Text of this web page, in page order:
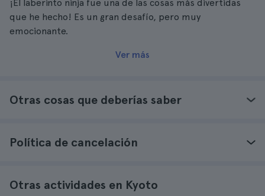
¡El laberinto ninja fue una de las cosas más divertidas
que he hecho! Es un gran desafío, pero muy
emocionante.
Ver más
Otras cosas que deberías saber
Política de cancelación
Otras actividades en Kyoto